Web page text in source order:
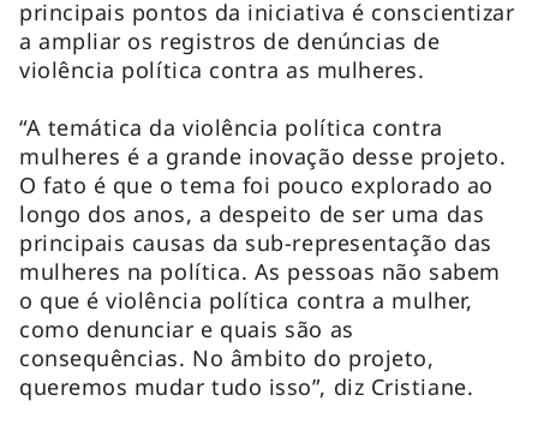
principais pontos da iniciativa é conscientizar
a ampliar os registros de denúncias de
violência política contra as mulheres.
“A temática da violência política contra
mulheres é a grande inovação desse projeto.
O fato é que o tema foi pouco explorado ao
longo dos anos, a despeito de ser uma das
principais causas da sub-representação das
mulheres na política. As pessoas não sabem
o que é violência política contra a mulher,
como denunciar e quais são as
consequências. No âmbito do projeto,
queremos mudar tudo isso”, diz Cristiane.